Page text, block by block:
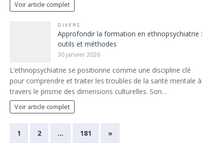
Voir article complet
DIVERS
Approfondir la formation en ethnopsychiatrie :
outils et méthodes
30 janvier 2026
L’ethnopsychiatrie se positionne comme une discipline clé
pour comprendre et traiter les troubles de la santé mentale à
travers le prisme des dimensions culturelles. Son…
Voir article complet
1 2 … 181 »